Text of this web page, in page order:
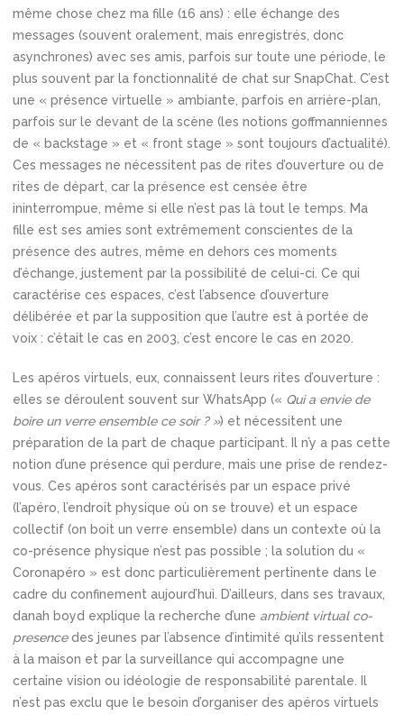
même chose chez ma fille (16 ans) : elle échange des
messages (souvent oralement, mais enregistrés, donc
asynchrones) avec ses amis, parfois sur toute une période, le
plus souvent par la fonctionnalité de chat sur SnapChat. C’est
une « présence virtuelle » ambiante, parfois en arrière-plan,
parfois sur le devant de la scène (les notions goffmanniennes
de « backstage » et « front stage » sont toujours d’actualité).
Ces messages ne nécessitent pas de rites d’ouverture ou de
rites de départ, car la présence est censée être
ininterrompue, même si elle n’est pas là tout le temps. Ma
fille est ses amies sont extrêmement conscientes de la
présence des autres, même en dehors ces moments
d’échange, justement par la possibilité de celui-ci. Ce qui
caractérise ces espaces, c’est l’absence d’ouverture
délibérée et par la supposition que l’autre est à portée de
voix : c’était le cas en 2003, c’est encore le cas en 2020.
Les apéros virtuels, eux, connaissent leurs rites d’ouverture :
elles se déroulent souvent sur WhatsApp (« Qui a envie de
boire un verre ensemble ce soir ? ») et nécessitent une
préparation de la part de chaque participant. Il n’y a pas cette
notion d’une présence qui perdure, mais une prise de rendez-
vous. Ces apéros sont caractérisés par un espace privé
(l’apéro, l’endroit physique où on se trouve) et un espace
collectif (on boit un verre ensemble) dans un contexte où la
co-présence physique n’est pas possible ; la solution du «
Coronapéro » est donc particulièrement pertinente dans le
cadre du confinement aujourd’hui. D’ailleurs, dans ses travaux,
danah boyd explique la recherche d’une ambient virtual co-
presencedes jeunes par l’absence d’intimité qu’ils ressentent
à la maison et par la surveillance qui accompagne une
certaine vision ou idéologie de responsabilité parentale. Il
n’est pas exclu que le besoin d’organiser des apéros virtuels